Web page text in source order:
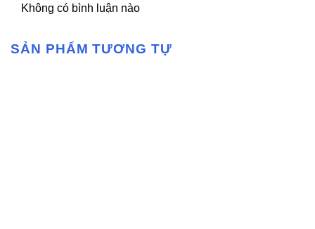
Không có bình luận nào
SẢN PHẨM TƯƠNG TỰ